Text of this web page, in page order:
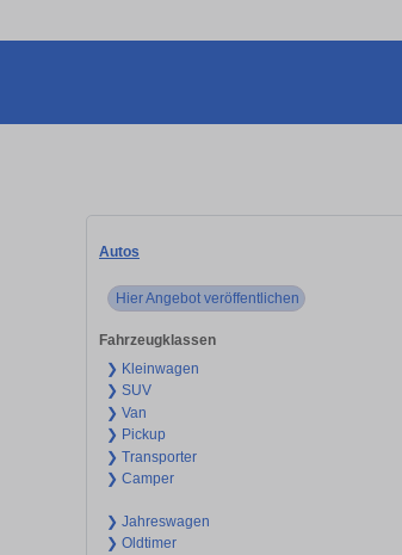
Autos
Hier Angebot veröffentlichen
Fahrzeugklassen
❯ Kleinwagen
❯ SUV
❯ Van
❯ Pickup
❯ Transporter
❯ Camper
❯ Jahreswagen
❯ Oldtimer